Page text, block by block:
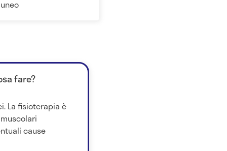
fare?
La fisioterapia è
cause